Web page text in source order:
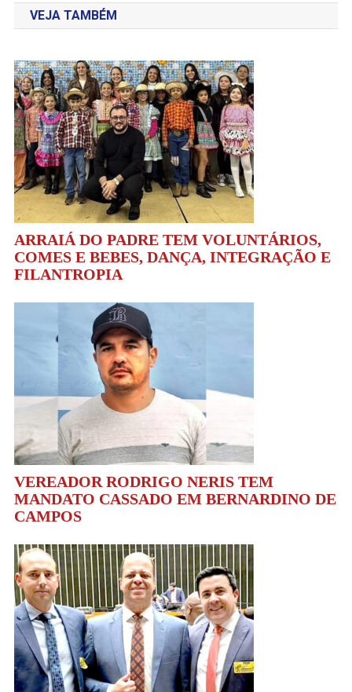
Post
VEJA TAMBÉM
ARRAIÁ DO PADRE TEM VOLUNTÁRIOS,
COMES E BEBES, DANÇA, INTEGRAÇÃO E
FILANTROPIA
VEREADOR RODRIGO NERIS TEM
MANDATO CASSADO EM BERNARDINO DE
CAMPOS